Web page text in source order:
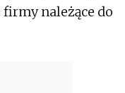
firmy należące do